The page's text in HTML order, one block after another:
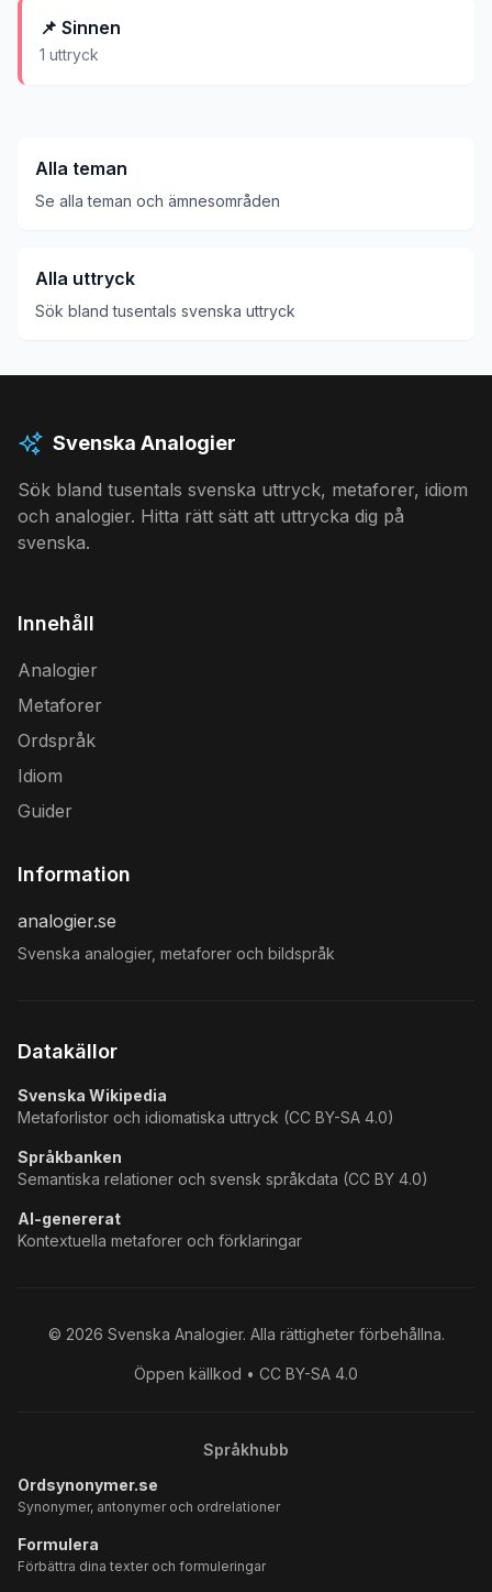
📌 Sinnen
1 uttryck
Alla teman
Se alla teman och ämnesområden
Alla uttryck
Sök bland tusentals svenska uttryck
Svenska Analogier
Sök bland tusentals svenska uttryck, metaforer, idiom
och analogier. Hitta rätt sätt att uttrycka dig på
svenska.
Innehåll
Analogier
Metaforer
Ordspråk
Idiom
Guider
Information
analogier.se
Svenska analogier, metaforer och bildspråk
Datakällor
Svenska Wikipedia
Metaforlistor och idiomatiska uttryck (CC BY-SA 4.0)
Språkbanken
Semantiska relationer och svensk språkdata (CC BY 4.0)
AI-genererat
Kontextuella metaforer och förklaringar
© 2026 Svenska Analogier. Alla rättigheter förbehållna.
Öppen källkod • CC BY-SA 4.0
Språkhubb
Ordsynonymer.se
Synonymer, antonymer och ordrelationer
Formulera
Förbättra dina texter och formuleringar